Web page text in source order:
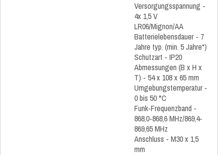
Versorgungsspannung -
4x 1,5 V
LR06/Mignon/AA
Batterielebensdauer - 7
Jahre typ. (min. 5 Jahre*)
Schutzart - IP20
Abmessungen (B x H x
T) - 54 x 108 x 65 mm
Umgebungstemperatur -
0 bis 50 °C
Funk-Frequenzband -
868,0-868,6 MHz/869,4-
869,65 MHz
Anschluss - M30 x 1,5
mm